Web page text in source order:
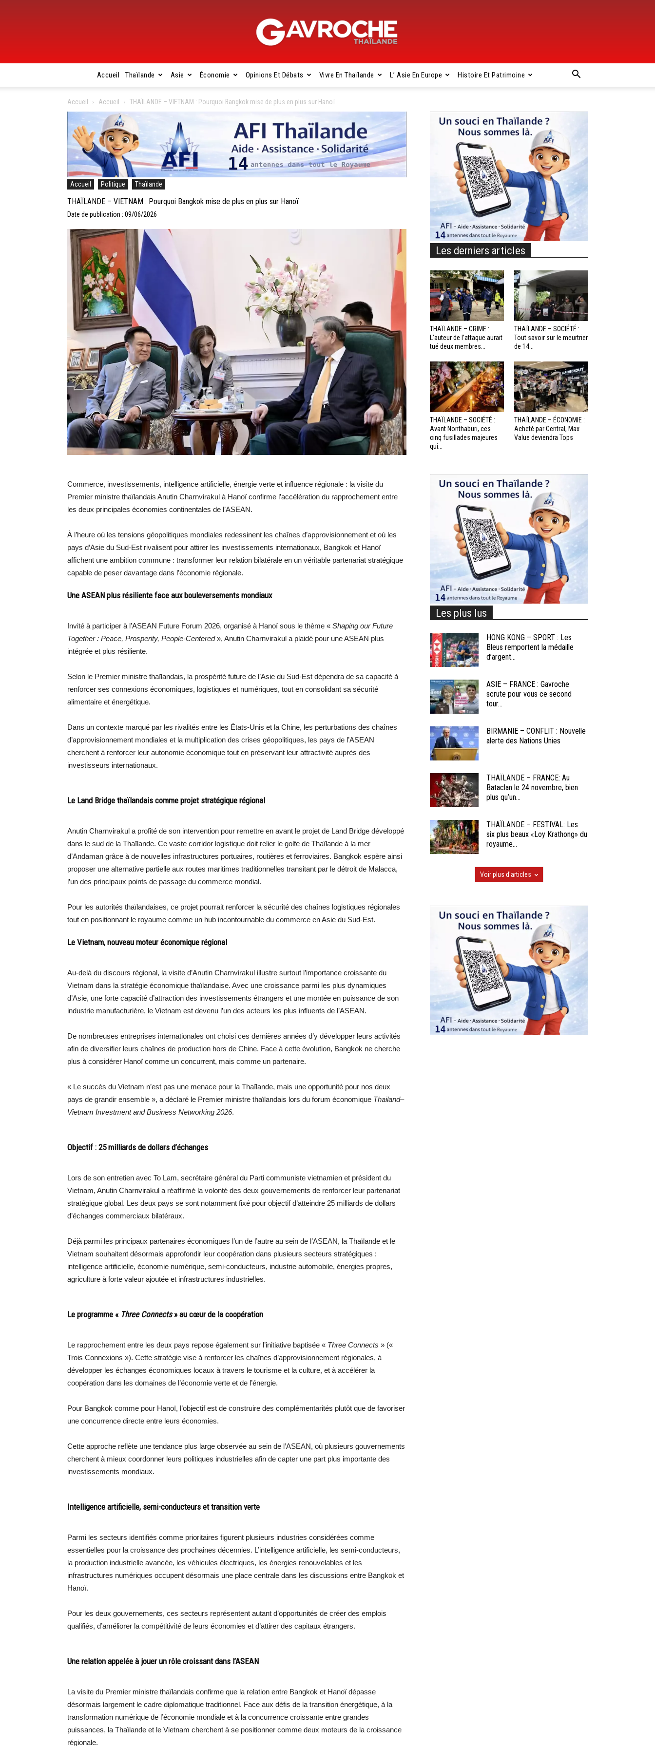
Gavroche
Thaïlande
Accueil Thaïlande Asie Économie Opinions Et Débats Vivre En Thaïlande L’ Asie En Europe Histoire Et Patrimoine
Accueil Accueil THAÏLANDE – VIETNAM : Pourquoi Bangkok mise de plus en plus sur Hanoï
Accueil Politique Thaïlande
THAÏLANDE – VIETNAM : Pourquoi Bangkok mise de plus en plus sur Hanoï
Date de publication : 09/06/2026
Commerce, investissements, intelligence artificielle, énergie verte et influence régionale : la visite du
Premier ministre thaïlandais Anutin Charnvirakul à Hanoï confirme l’accélération du rapprochement entre
les deux principales économies continentales de l’ASEAN.
À l’heure où les tensions géopolitiques mondiales redessinent les chaînes d’approvisionnement et où les
pays d’Asie du Sud-Est rivalisent pour attirer les investissements internationaux, Bangkok et Hanoï
affichent une ambition commune : transformer leur relation bilatérale en un véritable partenariat stratégique
capable de peser davantage dans l’économie régionale.
Une ASEAN plus résiliente face aux bouleversements mondiaux
Invité à participer à l’ASEAN Future Forum 2026, organisé à Hanoï sous le thème « Shaping our Future
Together : Peace, Prosperity, People-Centered», Anutin Charnvirakul a plaidé pour une ASEAN plus
intégrée et plus résiliente.
Selon le Premier ministre thaïlandais, la prospérité future de l’Asie du Sud-Est dépendra de sa capacité à
renforcer ses connexions économiques, logistiques et numériques, tout en consolidant sa sécurité
alimentaire et énergétique.
Dans un contexte marqué par les rivalités entre les États-Unis et la Chine, les perturbations des chaînes
d’approvisionnement mondiales et la multiplication des crises géopolitiques, les pays de l’ASEAN
cherchent à renforcer leur autonomie économique tout en préservant leur attractivité auprès des
investisseurs internationaux.
Le Land Bridge thaïlandais comme projet stratégique régional
Anutin Charnvirakul a profité de son intervention pour remettre en avant le projet de Land Bridge développé
dans le sud de la Thaïlande. Ce vaste corridor logistique doit relier le golfe de Thaïlande à la mer
d’Andaman grâce à de nouvelles infrastructures portuaires, routières et ferroviaires. Bangkok espère ainsi
proposer une alternative partielle aux routes maritimes traditionnelles transitant par le détroit de Malacca,
l’un des principaux points de passage du commerce mondial.
Pour les autorités thaïlandaises, ce projet pourrait renforcer la sécurité des chaînes logistiques régionales
tout en positionnant le royaume comme un hub incontournable du commerce en Asie du Sud-Est.
Le Vietnam, nouveau moteur économique régional
Au-delà du discours régional, la visite d’Anutin Charnvirakul illustre surtout l’importance croissante du
Vietnam dans la stratégie économique thaïlandaise. Avec une croissance parmi les plus dynamiques
d’Asie, une forte capacité d’attraction des investissements étrangers et une montée en puissance de son
industrie manufacturière, le Vietnam est devenu l’un des acteurs les plus influents de l’ASEAN.
De nombreuses entreprises internationales ont choisi ces dernières années d’y développer leurs activités
afin de diversifier leurs chaînes de production hors de Chine. Face à cette évolution, Bangkok ne cherche
plus à considérer Hanoï comme un concurrent, mais comme un partenaire.
« Le succès du Vietnam n’est pas une menace pour la Thaïlande, mais une opportunité pour nos deux
pays de grandir ensemble », a déclaré le Premier ministre thaïlandais lors du forum économique Thailand–
Vietnam Investment and Business Networking 2026.
Objectif : 25 milliards de dollars d’échanges
Lors de son entretien avec To Lam, secrétaire général du Parti communiste vietnamien et président du
Vietnam, Anutin Charnvirakul a réaffirmé la volonté des deux gouvernements de renforcer leur partenariat
stratégique global. Les deux pays se sont notamment fixé pour objectif d’atteindre 25 milliards de dollars
d’échanges commerciaux bilatéraux.
Déjà parmi les principaux partenaires économiques l’un de l’autre au sein de l’ASEAN, la Thaïlande et le
Vietnam souhaitent désormais approfondir leur coopération dans plusieurs secteurs stratégiques :
intelligence artificielle, économie numérique, semi-conducteurs, industrie automobile, énergies propres,
agriculture à forte valeur ajoutée et infrastructures industrielles.
Le programme « Three Connects» au cœur de la coopération
Le rapprochement entre les deux pays repose également sur l’initiative baptisée « Three Connects » («
Trois Connexions »). Cette stratégie vise à renforcer les chaînes d’approvisionnement régionales, à
développer les échanges économiques locaux à travers le tourisme et la culture, et à accélérer la
coopération dans les domaines de l’économie verte et de l’énergie.
Pour Bangkok comme pour Hanoï, l’objectif est de construire des complémentarités plutôt que de favoriser
une concurrence directe entre leurs économies.
Cette approche reflète une tendance plus large observée au sein de l’ASEAN, où plusieurs gouvernements
cherchent à mieux coordonner leurs politiques industrielles afin de capter une part plus importante des
investissements mondiaux.
Intelligence artificielle, semi-conducteurs et transition verte
Parmi les secteurs identifiés comme prioritaires figurent plusieurs industries considérées comme
essentielles pour la croissance des prochaines décennies. L’intelligence artificielle, les semi-conducteurs,
la production industrielle avancée, les véhicules électriques, les énergies renouvelables et les
infrastructures numériques occupent désormais une place centrale dans les discussions entre Bangkok et
Hanoï.
Pour les deux gouvernements, ces secteurs représentent autant d’opportunités de créer des emplois
qualifiés, d’améliorer la compétitivité de leurs économies et d’attirer des capitaux étrangers.
Une relation appelée à jouer un rôle croissant dans l’ASEAN
La visite du Premier ministre thaïlandais confirme que la relation entre Bangkok et Hanoï dépasse
désormais largement le cadre diplomatique traditionnel. Face aux défis de la transition énergétique, à la
transformation numérique de l’économie mondiale et à la concurrence croissante entre grandes
puissances, la Thaïlande et le Vietnam cherchent à se positionner comme deux moteurs de la croissance
régionale.
Les derniers articles
THAÏLANDE – CRIME :
L’auteur de l’attaque aurait
tué deux membres...
THAÏLANDE – SOCIÉTÉ :
Tout savoir sur le meurtrier
de 14...
THAÏLANDE – SOCIÉTÉ :
Avant Nonthaburi, ces
cinq fusillades majeures
qui...
THAÏLANDE – ÉCONOMIE :
Acheté par Central, Max
Value deviendra Tops
Les plus lus
HONG KONG – SPORT : Les
Bleus remportent la médaille
d’argent...
ASIE – FRANCE : Gavroche
scrute pour vous ce second
tour...
BIRMANIE – CONFLIT : Nouvelle
alerte des Nations Unies
THAÏLANDE – FRANCE: Au
Bataclan le 24 novembre, bien
plus qu’un...
THAÏLANDE – FESTIVAL: Les
six plus beaux «Loy Krathong» du
royaume...
Voir plus d'articles